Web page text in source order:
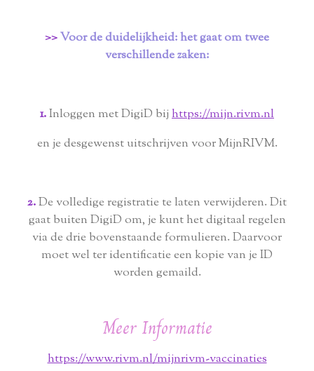
>>Voor de duidelijkheid: het gaat om twee
verschillende zaken:
1.Inloggen met DigiD bij https://mijn.rivm.nl
en je desgewenst uitschrijven voor MijnRIVM.
2.De volledige registratie te laten verwijderen. Dit
gaat buiten DigiD om, je kunt het digitaal regelen
via de drie bovenstaande formulieren. Daarvoor
moet wel ter identificatie een kopie van je ID
worden gemaild.
Meer Informatie
https://www.rivm.nl/mijnrivm-vaccinaties